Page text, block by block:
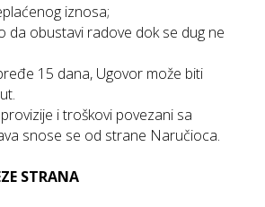
iznosa;
da obustavi radove dok se dug ne
15 dana, Ugovor može biti
i troškovi povezani sa
snose se od strane Naručioca.
STRANA